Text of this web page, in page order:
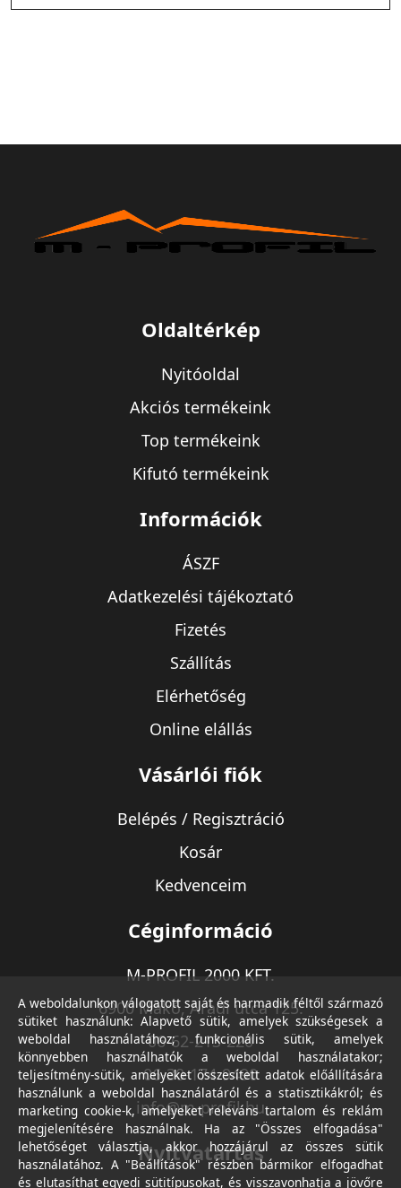
Oldaltérkép
Nyitóoldal
Akciós termékeink
Top termékeink
Kifutó termékeink
Információk
ÁSZF
Adatkezelési tájékoztató
Fizetés
Szállítás
Elérhetőség
Online elállás
Vásárlói fiók
Belépés / Regisztráció
Kosár
Kedvenceim
Céginformáció
M-PROFIL 2000 KFT.
6900 Makó, Aradi utca 125.
06-62-213-220
06-30-174-9490
info@m-profil.hu
Nyitvatartás
A weboldalunkon válogatott saját és harmadik féltől származó
sütiket használunk: Alapvető sütik, amelyek szükségesek a
weboldal használatához; funkcionális sütik, amelyek
könnyebben használhatók a weboldal használatakor;
teljesítmény-sütik, amelyeket összesített adatok előállítására
használunk a weboldal használatáról és a statisztikákról; és
marketing cookie-k, amelyeket releváns tartalom és reklám
megjelenítésére használnak. Ha az "Összes elfogadása"
lehetőséget választja, akkor hozzájárul az összes sütik
használatához. A "Beállítások" részben bármikor elfogadhat
és elutasíthat egyedi sütitípusokat, és visszavonhatja a jövőre